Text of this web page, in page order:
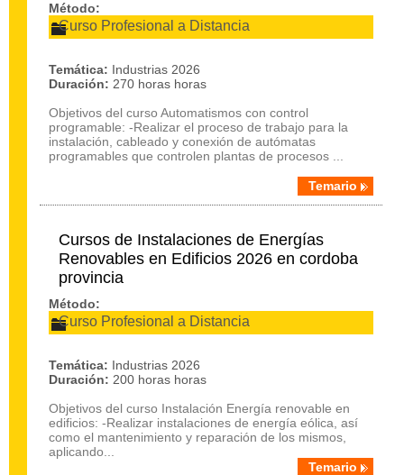
Método:
Curso Profesional a Distancia
Temática: Industrias 2026
Duración: 270 horas horas
Objetivos del curso Automatismos con control
programable: -Realizar el proceso de trabajo para la
instalación, cableado y conexión de autómatas
programables que controlen plantas de procesos ...
Temario
Cursos de Instalaciones de Energías
Renovables en Edificios 2026 en cordoba
provincia
Método:
Curso Profesional a Distancia
Temática: Industrias 2026
Duración: 200 horas horas
Objetivos del curso Instalación Energía renovable en
edificios: -Realizar instalaciones de energía eólica, así
como el mantenimiento y reparación de los mismos,
aplicando...
Temario